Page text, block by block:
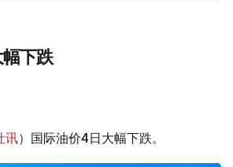
下跌
讯）国际油价4日大幅下跌。